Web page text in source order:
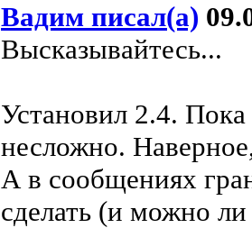
Вадим писал(а)
Высказывайтесь...
Установил 2.4.
несложно.
А в сообщениях
сделать (и можно